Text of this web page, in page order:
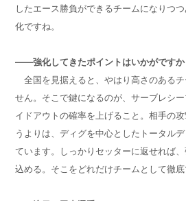
したエース勝負ができるチームになりつ
化ですね。
――強化してきたポイントはいかがですか
全国を見据えると、やはり高さのある
せん。そこで鍵になるのが、サーブレシ
イドアウトの確率を上げること。相手の
うよりは、ディグを中心としたトータル
ています。しっかりセッターに返せれば
込める。そこをどれだけチームとして徹底